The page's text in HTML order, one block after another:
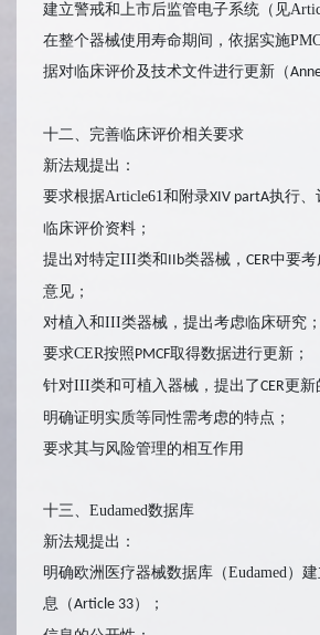
建立警戒和上市后监管电子系统（见
在整个器械使用寿命期间，依据实施
据对临床评价及技术文件进行更新（
十二、完善临床评价相关要求
新法规提出：
要求根据Article61和附录XIV partA执行、
临床评价资料；
提出对特定III类和 IIb类器械， CER中要考
意见；
对植入和III类器械，提出考虑临床研究；
要求CER按照PMCF取得数据进行更新；
针对III类和可植入器械，提出了CER更新
明确证明实质等同性需考虑的特点；
要求其与风险管理的相互作用
十三、Eudamed数据库
新法规提出：
明确欧洲医疗器械数据库（Eudamed）
息（Article 33）；